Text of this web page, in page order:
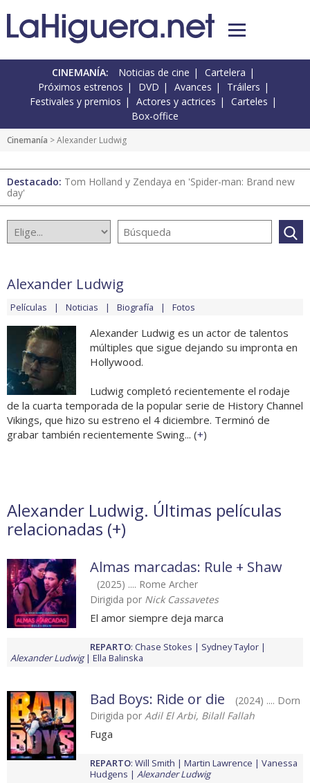
CINEMANÍA: Noticias de cine
Cartelera
Próximos estrenos
DVD Avances
Tráilers
Festivales y premios
Actores y actrices
Carteles
Box-office
Cinemanía > Alexander Ludwig
Destacado: Tom Holland y Zendaya en 'Spider-man: Brand new
day'
Alexander Ludwig
Películas Noticias Biografía Fotos
Alexander Ludwig es un actor de talentos
múltiples que sigue dejando su impronta en
Hollywood.
Ludwig completó recientemente el rodaje
de la cuarta temporada de la popular serie de History Channel
Vikings, que hizo su estreno el 4 diciembre. Terminó de
grabar también recientemente Swing... (+)
Alexander Ludwig. Últimas películas
relacionadas (+)
Almas marcadas: Rule + Shaw
(2025) .... Rome Archer
Dirigida por Nick Cassavetes
El amor siempre deja marca
REPARTO: Chase Stokes
Sydney Taylor
Alexander Ludwig
Ella Balinska
Bad Boys: Ride or die
(2024) .... Dorn
Dirigida por Adil El Arbi, Bilall Fallah
Fuga
REPARTO: Will Smith Martin Lawrence
Vanessa
Hudgens
Alexander Ludwig